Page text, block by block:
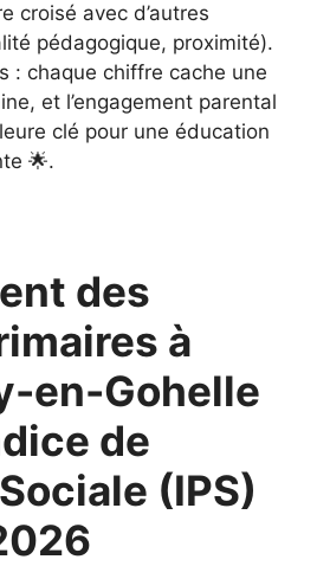
croisé avec d’autres
pédagogique, proximité).
: chaque chiffre cache une
et l’engagement parental
clé pour une éducation
🌟.
des
à
en-Gohelle
de
(IPS)